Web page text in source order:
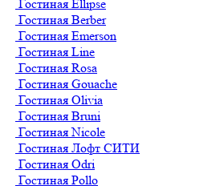
Гостиная Ellipse
Гостиная Berber
Гостиная Emerson
Гостиная Line
Гостиная Rosa
Гостиная Gouache
Гостиная Olivia
Гостиная Bruni
Гостиная Nicole
Гостиная Лофт СИТИ
Гостиная Odri
Гостиная Pollo